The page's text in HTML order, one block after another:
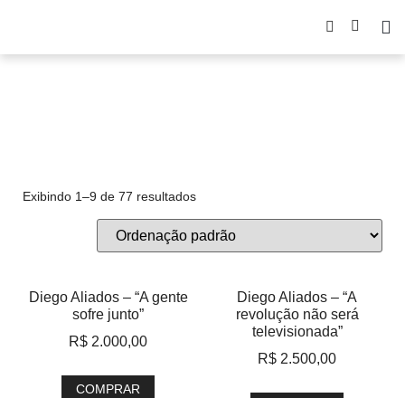
Exibindo 1–9 de 77 resultados
Diego Aliados – “A gente
sofre junto”
R$ 2.000,00
COMPRAR
Diego Aliados – “A
revolução não será
televisionada”
R$ 2.500,00